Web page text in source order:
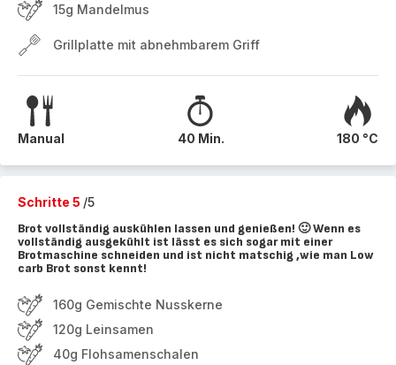
15g Mandelmus
Grillplatte mit abnehmbarem Griff
Manual 40 Min. 180 °C
Schritte 5 /5
Brot vollständig auskühlen lassen und genießen! 🙂 Wenn es
vollständig ausgekühlt ist lässt es sich sogar mit einer
Brotmaschine schneiden und ist nicht matschig ,wie man Low
carb Brot sonst kennt!
160g Gemischte Nusskerne
120g Leinsamen
40g Flohsamenschalen